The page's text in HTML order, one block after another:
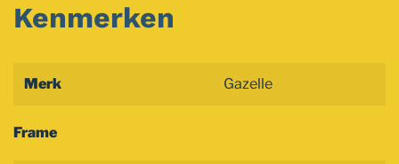
Kenmerken
Merk Gazelle
Frame